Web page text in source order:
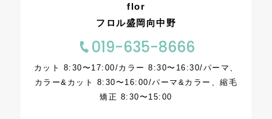
flor
フロル盛岡向中野
019-635-8666
カット 8:30〜17:00/カラー 8:30〜16:30/パーマ、
カラー&カット 8:30〜16:00/パーマ&カラー、縮毛
矯正 8:30〜15:00